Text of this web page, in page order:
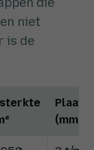
niet
is de
(mm)